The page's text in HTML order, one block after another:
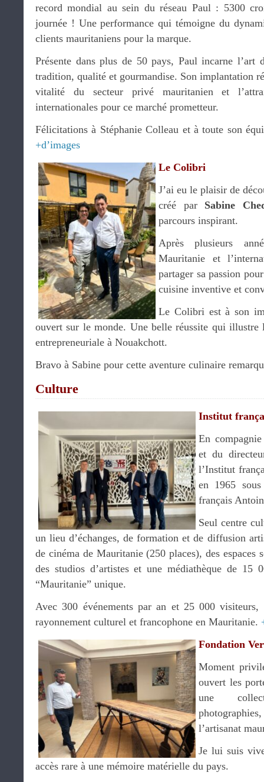
record mondial au sein du réseau Paul : 5300
journée ! Une performance qui témoigne du
clients mauritaniens pour la marque.
Présente dans plus de 50 pays, Paul incarne l’art
tradition, qualité et gourmandise. Son implantation
vitalité du secteur privé mauritanien et
internationales pour ce marché prometteur.
Félicitations à Stéphanie Colleau et à toute son
+d’images
Le Colibri
J’ai eu le plaisir de
créé par Sabine
parcours inspirant.
Après plusieurs
Mauritanie et
partager sa passion
cuisine inventive et
Le Colibri est à son
ouvert sur le monde. Une belle réussite qui illustre
entrepreneuriale à Nouakchott.
Bravo à Sabine pour cette aventure culinaire
Culture
Institut
En
et du
l’Institut
en 1965
français
Seul centre
un lieu d’échanges, de formation et de diffusion
de cinéma de Mauritanie (250 places), des espaces
des studios d’artistes et une médiathèque de 15
“Mauritanie” unique.
Avec 300 événements par an et 25 000
rayonnement culturel et francophone en Mauritanie.
Fondation
Moment
ouvert les
une
l’artisanat
Je lui suis
accès rare à une mémoire matérielle du pays.